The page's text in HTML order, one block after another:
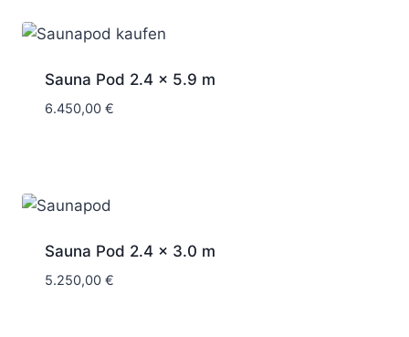
Sauna Pod 2.4 x 5.9 m
6.450,00 €
Sauna Pod 2.4 x 3.0 m
5.250,00 €